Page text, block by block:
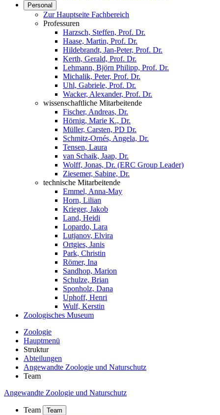
Personal
Zur Hauptseite Fachbereich
Professuren
Harzsch, Steffen, Prof. Dr.
Haase, Martin, Prof. Dr.
Hildebrandt, Jan-Peter, Prof. Dr.
Kerth, Gerald, Prof. Dr.
Lehmann, Björn Philipp, Prof. Dr.
Michalik, Peter, Prof. Dr.
Uhl, Gabriele, Prof. Dr.
Wacker, Alexander, Prof. Dr.
wissenschaftliche Mitarbeitende
Fischer, Andreas, Dr.
Hörnig, Marie K., Dr.
Müller, Carsten, PD Dr.
Schmitz-Ornés, Angela, Dr.
Tensen, Laura
van Schaik, Jaap, Dr.
Wolff, Jonas, Dr. (ERC Group Leader)
Ziesemer, Sabine, Dr.
technische Mitarbeitende
Emmel, Anna-May
Horn, Lilian
Krieger, Jakob
Land, Heidi
Lopardo, Lara
Lutjanov, Elvira
Ortgies, Janis
Park, Christin
Römer, Ina
Sandhop, Marion
Schulze, Brian
Sponholz, Dana
Uphoff, Henri
Wulf, Kerstin
Zoologisches Museum
Zoologie
Hauptmenü
Struktur
Abteilungen
Angewandte Zoologie und Naturschutz
Team
Angewandte Zoologie und Naturschutz
Team Team